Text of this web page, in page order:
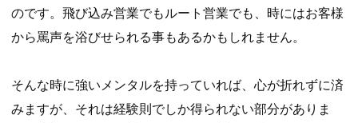
のです。飛び込み営業でもルート営業でも、時にはお客様
から罵声を浴びせられる事もあるかもしれません。
そんな時に強いメンタルを持っていれば、心が折れずに済
みますが、それは経験則でしか得られない部分がありま